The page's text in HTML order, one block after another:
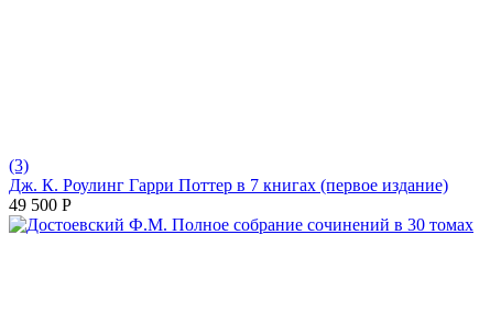
(3)
Дж. К. Роулинг Гарри Поттер в 7 книгах (первое издание)
49 500 Р